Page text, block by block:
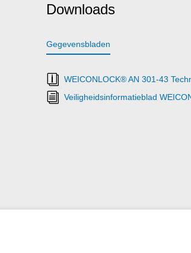
Downloads
Gegevensbladen
WEICONLOCK® AN 301-43
Veiligheidsinformatieblad